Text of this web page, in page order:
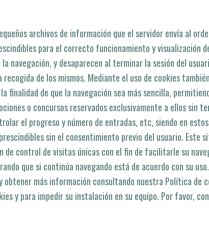
archivos de información que el servidor enví­a al
para el correcto funcionamiento y
navegación, y desaparecen al terminar la sesión del
de los mismos. Mediante el uso de cookies
finalidad de que la navegación sea más sencilla,
o concursos reservados exclusivamente a ellos sin
el progreso y número de entradas, etc, siendo en
sin el consentimiento previo del usuario. Este
control de visitas únicas con el fin de facilitarle su
que si continúa navegando está de acuerdo con su
más información consultando nuestra Polí­tica de
y para impedir su instalación en su equipo. Por favor,